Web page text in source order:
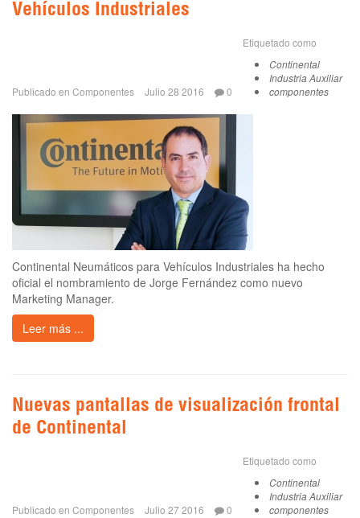
Vehículos Industriales
Publicado en Componentes Julio 28 2016 0
Etiquetado como
Continental
Industria Auxiliar
componentes
Continental Neumáticos para Vehículos Industriales ha hecho
oficial el nombramiento de Jorge Fernández como nuevo
Marketing Manager.
Leer más ...
Nuevas pantallas de visualización frontal
de Continental
Publicado en Componentes Julio 27 2016 0
Etiquetado como
Continental
Industria Auxiliar
componentes